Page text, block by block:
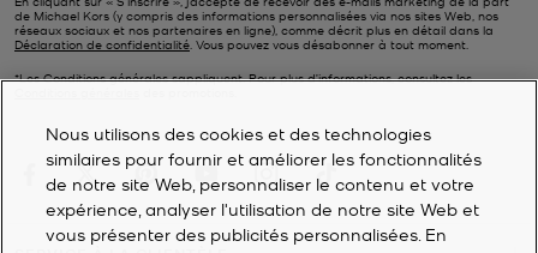
de Michael Kors (y compris des informations personnalisées via nos sites Web, nos
réseaux sociaux et nos partenaires en ligne), comme décrit plus en détail dans la
Déclaration de confidentialité. Vous pouvez vous désabonner à tout moment.
*Les Conditions générales sappliquent. Pour plus d’informations, consultez les
Nous utilisons des cookies et des technologies
similaires pour fournir et améliorer les fonctionnalités
de notre site Web, personnaliser le contenu et votre
expérience, analyser l'utilisation de notre site Web et
vous présenter des publicités personnalisées. En